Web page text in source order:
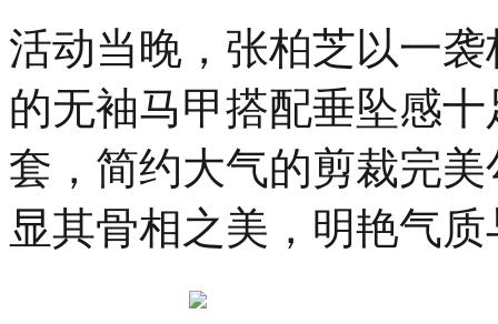
活动当晚，张柏芝以一
的无袖马甲搭配垂坠感
套，简约大气的剪裁完
显其骨相之美，明艳气